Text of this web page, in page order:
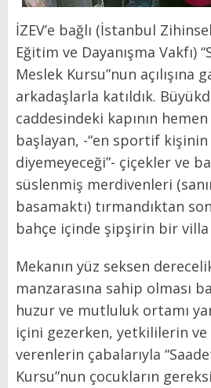
İZEV’e bağlı (İstanbul
Eğitim ve Dayanışma Vakfı)
Meslek Kursu”nun açılışına
arkadaşlarla katıldık.
caddesindeki kapının
başlayan, -“en sportif
diyemeyeceği”- çiçekler ve
süslenmiş merdivenleri
basamaktı) tırmandıktan
bahçe içinde şipşirin bir villa
Mekanın yüz seksen
manzarasına sahip olması
huzur ve mutluluk ortamı
içini gezerken, yetkililerin
verenlerin çabalarıyla
Kursu”nun çocukların